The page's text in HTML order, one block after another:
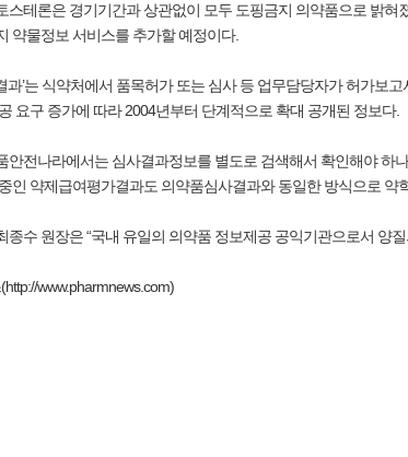
스테론은 경기기간과 상관없이 모두 도핑금지 의약품으로 밝
약물정보 서비스를 추가할 예정이다.
과’는 식약처에서 품목허가 또는 심사 등 업무담당자가 허가보
요구 증가에 따라 2004년부터 단계적으로 확대 공개된 정보다.
안전나라에서는 심사결과정보를 별도로 검색해서 확인해야
인 약제급여평가결과도 의약품심사결과와 동일한 방식으로
종수 원장은 “국내 유일의 의약품 정보제공 공익기관으로서 양
www.pharmnews.com)